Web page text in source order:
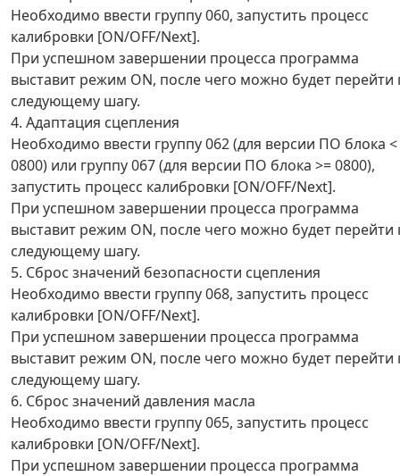
Необходимо ввести группу 060, запустить процесс
калибровки [ON/OFF/Next].
При успешном завершении процесса программа
выставит режим ON, после чего можно будет перейти
следующему шагу.
4. Адаптация сцепления
Необходимо ввести группу 062 (для версии ПО блока <
0800) или группу 067 (для версии ПО блока >= 0800),
запустить процесс калибровки [ON/OFF/Next].
При успешном завершении процесса программа
выставит режим ON, после чего можно будет перейти
следующему шагу.
5. Сброс значений безопасности сцепления
Необходимо ввести группу 068, запустить процесс
калибровки [ON/OFF/Next].
При успешном завершении процесса программа
выставит режим ON, после чего можно будет перейти
следующему шагу.
6. Сброс значений давления масла
Необходимо ввести группу 065, запустить процесс
калибровки [ON/OFF/Next].
При успешном завершении процесса программа